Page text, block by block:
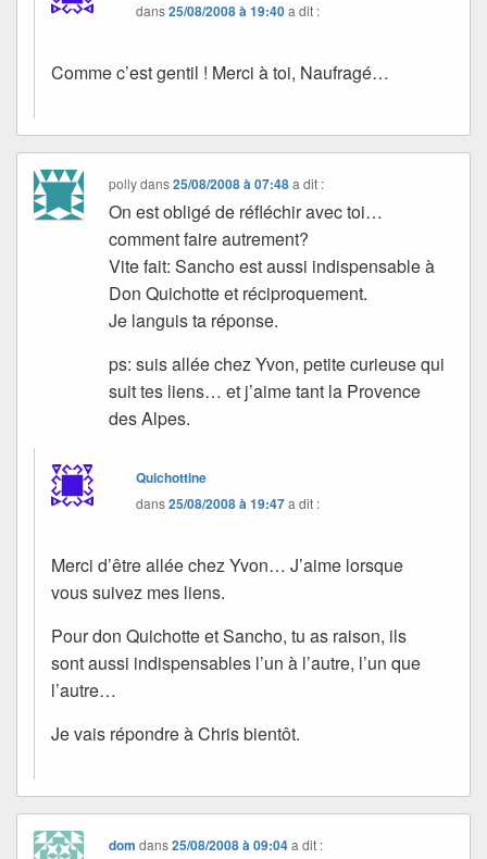
dans25/08/2008 à 19:40a dit :
Comme c’est gentil ! Merci à toi, Naufragé…
pollydans25/08/2008 à 07:48 a dit :
On est obligé de réfléchir avec toi…
comment faire autrement?
Vite fait: Sancho est aussi indispensable à
Don Quichotte et réciproquement.
Je languis ta réponse.
ps: suis allée chez Yvon, petite curieuse qui
suit tes liens… et j’aime tant la Provence
des Alpes.
Quichottine
dans25/08/2008 à 19:47a dit :
Merci d’être allée chez Yvon… J’aime lorsque
vous suivez mes liens.
Pour don Quichotte et Sancho, tu as raison, ils
sont aussi indispensables l’un à l’autre, l’un que
l’autre…
Je vais répondre à Chris bientôt.
dom dans25/08/2008 à 09:04 a dit :